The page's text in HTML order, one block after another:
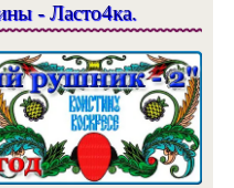
- Ласто4ка.